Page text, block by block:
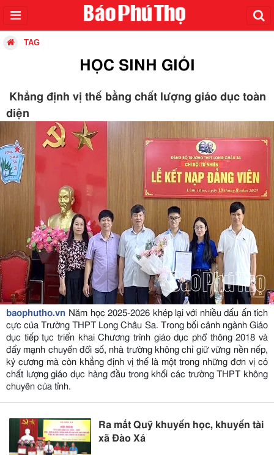
TAG
HỌC SINH GIỎI
Khẳng định vị thế bằng chất lượng giáo dục toàn
diện
baophutho.vn Năm học 2025-2026 khép lại với nhiều dấu ấn tích
cực của Trường THPT Long Châu Sa. Trong bối cảnh ngành Giáo
dục tiếp tục triển khai Chương trình giáo dục phổ thông 2018 và
đẩy mạnh chuyển đổi số, nhà trường không chỉ giữ vững nền nếp,
kỷ cương mà còn khẳng định vị thế là một trong những đơn vị có
chất lượng giáo dục hàng đầu trong khối các trường THPT không
chuyên của tỉnh.
Ra mắt Quỹ khuyến học, khuyến tài
xã Đào Xá